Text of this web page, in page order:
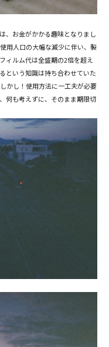
、お金がかかる趣味となりまし
用人口の大幅な減少に伴い、製
ィルム代は全盛期の2倍を超え
という知識は持ち合わせていた
かし！使用方法に一工夫が必要
何も考えずに、そのまま期限切